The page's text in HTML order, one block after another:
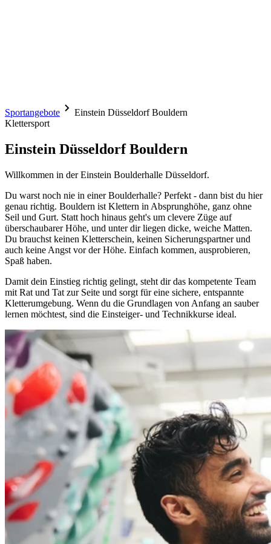
Sportangebote
Einstein Düsseldorf Bouldern
Klettersport
Einstein Düsseldorf Bouldern
Willkommen in der Einstein Boulderhalle Düsseldorf.
Du warst noch nie in einer Boulderhalle? Perfekt - dann bist du hier
genau richtig. Bouldern ist Klettern in Absprunghöhe, ganz ohne
Seil und Gurt. Statt hoch hinaus geht's um clevere Züge auf
überschaubarer Höhe, und unter dir liegen dicke, weiche Matten.
Du brauchst keinen Kletterschein, keinen Sicherungspartner und
auch keine Angst vor der Höhe. Einfach kommen, ausprobieren,
Spaß haben.
Damit dein Einstieg richtig gelingt, steht dir das kompetente Team
mit Rat und Tat zur Seite und sorgt für eine sichere, entspannte
Kletterumgebung. Wenn du die Grundlagen von Anfang an sauber
lernen möchtest, sind die Einsteiger- und Technikkurse ideal.